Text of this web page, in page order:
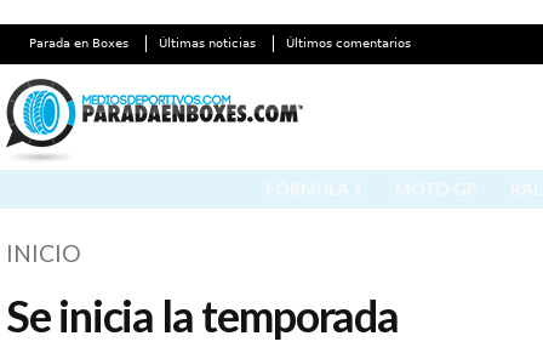
Parada en Boxes Últimas noticias Últimos comentarios
INICIO
Se inicia la temporada